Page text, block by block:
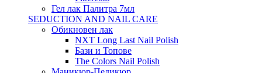
Гел лак Палитра 7мл
SEDUCTION AND NAIL CARE
Обикновен лак
NXT Long Last Nail Polish
Бази и Топове
The Colors Nail Polish